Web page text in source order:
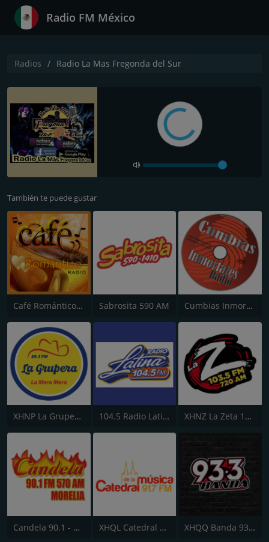
Radio FM México
Radios Radio La Mas Fregonda del Sur
También te puede gustar
Café Romántico Radio Sabrosita 590 AM Cumbias Inmortales Radio
XHNP La Grupera 89.3 FM 104.5 Radio Latina XHNZ La Zeta 103.5 FM
Candela 90.1 - Morelia XHQL Catedral de la Música XHQQ Banda 93.3 FM